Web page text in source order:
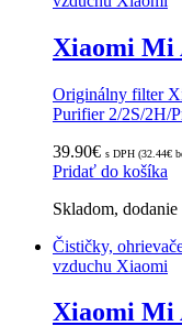
Xiaomi
Originálny filter
Purifier 2/2S/2H/
39.90€ s DPH (32.44€
Pridať do košíka
Skladom,
Čističky,
vzduchu Xiaomi
Xiaomi Mi